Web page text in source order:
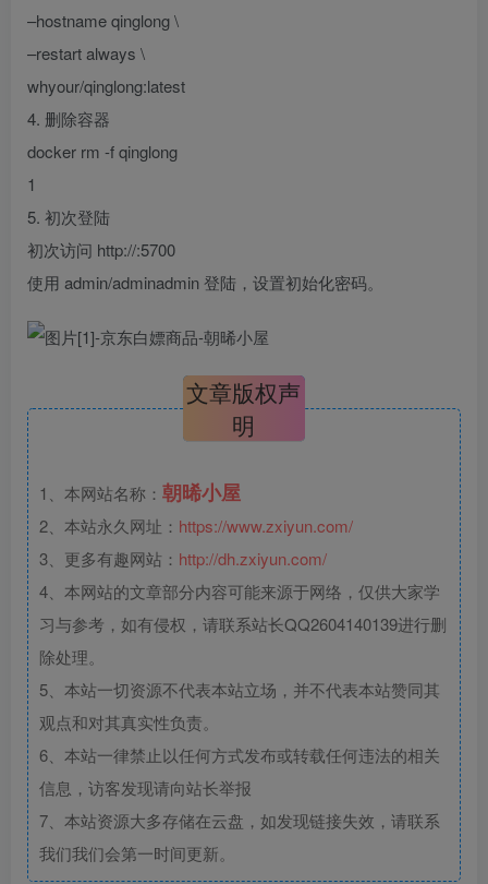
–hostname qinglong \
–restart always \
whyour/qinglong:latest
4. 删除容器
docker rm -f qinglong
1
5. 初次登陆
初次访问 http://:5700
使用 admin/adminadmin 登陆，设置初始化密码。
文章版权声
明
1、本网站名称： 朝晞小屋
2、本站永久网址： https://www.zxiyun.com/
3、更多有趣网站： http://dh.zxiyun.com/
4、本网站的文章部分内容可能来源于网络，仅供大家学
习与参考，如有侵权，请联系站长QQ2604140139进行删
除处理。
5、本站一切资源不代表本站立场，并不代表本站赞同其
观点和对其真实性负责。
6、本站一律禁止以任何方式发布或转载任何违法的相关
信息，访客发现请向站长举报
7、本站资源大多存储在云盘，如发现链接失效，请联系
我们我们会第一时间更新。